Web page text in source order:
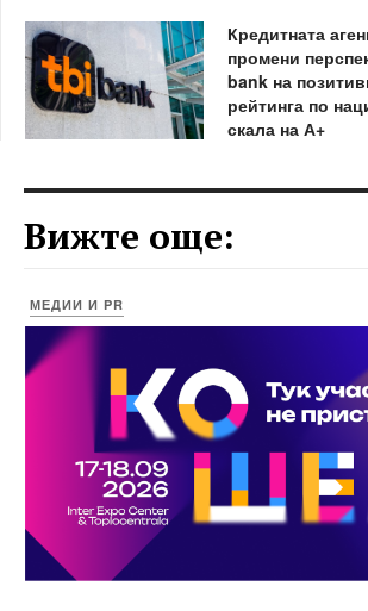
Кредитната
промени
bank на
рейтинга по
скала на А+
Вижте още:
МЕДИИ И PR